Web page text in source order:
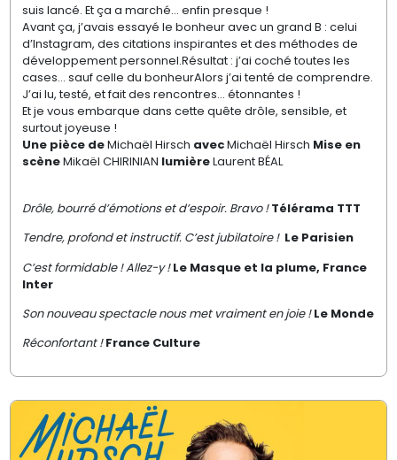
suis lancé. Et ça a marché… enfin presque !
Avant ça, j’avais essayé le bonheur avec un grand B : celui
d’Instagram, des citations inspirantes et des méthodes de
développement personnel.Résultat : j’ai coché toutes les
cases… sauf celle du bonheurAlors j’ai tenté de comprendre.
J’ai lu, testé, et fait des rencontres… étonnantes !
Et je vous embarque dans cette quête drôle, sensible, et
surtout joyeuse !
Une pièce deMichaël Hirsch avecMichaël Hirsch Mise en
scèneMikaël CHIRINIAN lumièreLaurent BÉAL
Drôle, bourré d’émotions et d’espoir. Bravo !Télérama TTT
Tendre, profond et instructif. C’est jubilatoire ! Le Parisien
C’est formidable ! Allez-y !Le Masque et la plume, France
Inter
Son nouveau spectacle nous met vraiment en joie ! Le Monde
Réconfortant !France Culture